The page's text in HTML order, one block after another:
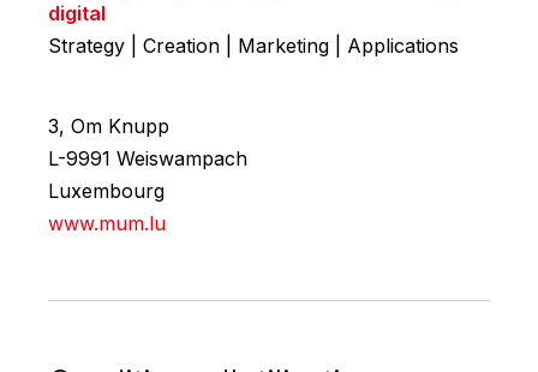
digital
Strategy | Creation | Marketing | Applications
3, Om Knupp
L-9991 Weiswampach
Luxembourg
www.mum.lu